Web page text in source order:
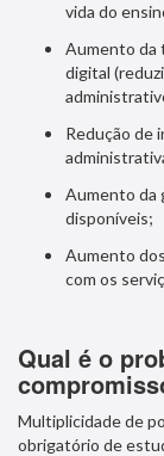
vida do
Aumento da
digital
Redução de
Aumento da
disponíveis;
Aumento
com os
Qual é o
Multiplicidade de
obrigatório de